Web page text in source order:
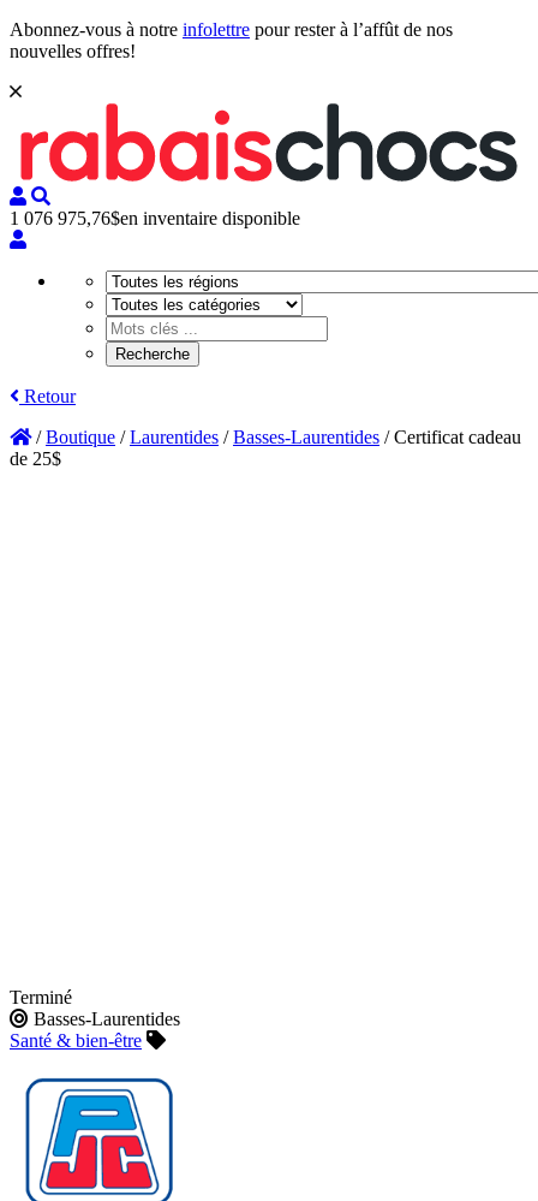
Abonnez-vous à notre infolettre pour rester à l’affût de nos
nouvelles offres!
1 076 975,76$en inventaire disponible
Retour
/Boutique /Laurentides /Basses-Laurentides /Certificat cadeau
de 25$
Terminé
Basses-Laurentides
Santé & bien-être